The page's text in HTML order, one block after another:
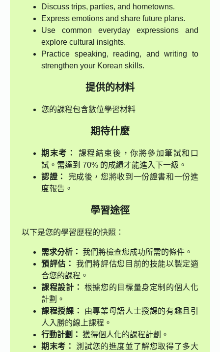
Discuss trips, parties, and hometowns.
Express emotions and share future plans.
Use common everyday expressions and
explore cultural insights.
Practice speaking, reading, and writing to
strengthen your Korean skills.
提供的材料
您的課程包含數位學習材料
期待什麼
期末考：
課程結束後，你將參加筆試和口
試。需達到 70% 的成績才能進入下一級。
認證：
完成後，您將收到一份證書和一份進
度報告。
學習途徑
以下是您的學習歷程的快照：
需求分析： 我們將檢查您成功所需的條件。
預評估：
我們將評估您目前的技能以製定適
合您的課程。
課程設計：
根據您的目標量身定制的個人化
計劃。
課程授課：
由專業母語人士授課的有趣且引
人入勝的線上課程。
行動計劃： 獲得個人化的課程計劃。
期末考：
測試您的進度並了解您取得了多大